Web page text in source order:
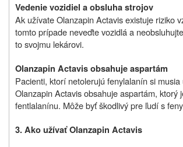
Vedenie vozidiel a obsluha strojov
Ak užívate Olanzapin Actavis existuje riziko
tomto prípade neveďte vozidlá a
to svojmu lekárovi.
Olanzapin Actavis obsahuje aspartám
Pacienti, ktorí netolerujú fenylalanín si
Olanzapin Actavis obsahuje aspartám, ktorý
fentlalanínu. Môže byť škodlivý pre ľudí s
3. Ako užívať Olanzapin Actavis